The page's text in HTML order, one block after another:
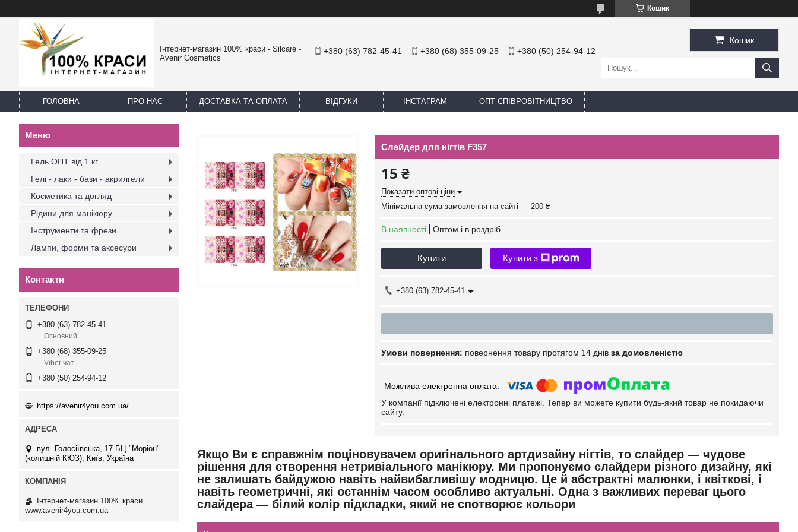
Кошик
Інтернет-магазин 100% краси - Silcare -
Avenir Cosmetics
+380 (63) 782-45-41 +380 (68) 355-09-25 +380 (50) 254-94-12
Кошик
ГОЛОВНА ПРО НАС ДОСТАВКА ТА ОПЛАТА ВІДГУКИ ІНСТАГРАМ ОПТ СПІВРОБІТНИЦТВО
Слайдер для нігтів F357
15 ₴
Показати оптові ціни
Мінімальна сума замовлення на сайті — 200 ₴
В наявності Оптом і в роздріб
Купити Купити з
+380 (63) 782-45-41
повернення товару протягом 14 днів за домовленістю
У компанії підключені електронні платежі. Тепер ви можете купити будь-який товар не покидаючи
сайту.
Якщо Ви є справжнім поціновувачем оригінального артдизайну нігтів, то слайдер — чудове
рішення для створення нетривіального манікюру. Ми пропонуємо слайдери різного дизайну, які
не залишать байдужою навіть найвибагливішу модницю. Це й абстрактні малюнки, і квіткові, і
навіть геометричні, які останнім часом особливо актуальні. Одна з важливих переваг цього
слайдера — білий колір підкладки, який не спотворює кольори
Гель ОПТ від 1 кг
Гелі - лаки - бази - акрилгели
Косметика та догляд
Рідини для манікюру
Інструменти та фрези
Лампи, форми та аксесури
Контакти
+380 (63) 782-45-41
Основний
+380 (68) 355-09-25
Viber чат
+380 (50) 254-94-12
https://avenir4you.com.ua/
вул. Голосіївська, 17 БЦ "Моріон"
(колишній КЮЗ), Київ, Україна
Інтернет-магазин 100% краси
www.avenir4you.com.ua